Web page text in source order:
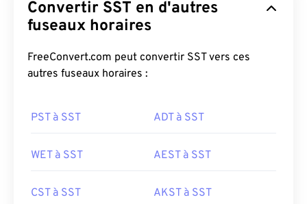
Convertir SST en d'autres
fuseaux horaires
FreeConvert.com peut convertir SST vers ces
autres fuseaux horaires :
PST à SST ADT à SST
WET à SST AEST à SST
CST à SST AKST à SST